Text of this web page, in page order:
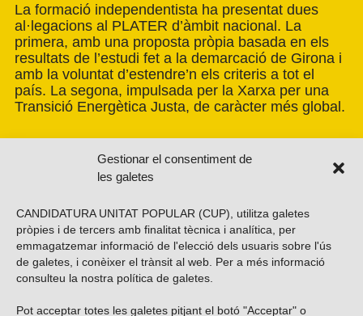
Gestionar el consentiment de
les galetes
CANDIDATURA UNITAT POPULAR (CUP), utilitza galetes
pròpies i de tercers amb finalitat tècnica i analítica, per
emmagatzemar informació de l'elecció dels usuaris sobre l'ús
de galetes, i conèixer el trànsit al web. Per a més informació
consulteu la nostra política de galetes
Pot acceptar totes les galetes pitjant el botó "Acceptar" o
La formació independentista ha presentat dues
al·legacions al PLATER d’àmbit nacional. La
primera, amb una proposta pròpia basada en els
resultats de l’estudi fet a la demarcació de Girona i
amb la voluntat d’estendre’n els criteris a tot el
país. La segona, impulsada per la Xarxa per una
Transició Energètica Justa, de caràcter més global.